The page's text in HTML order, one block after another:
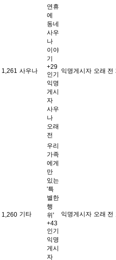
1,261 사우나
연휴
에
동네
사우
나
이야
기
+29
인기
익명
게시
자
사우
나
오래
전
익명게시자 오래 전
1,260 기타
우리
가족
에게
만
있는
'특
별한
행
위'
+43
인기
익명
게시
자
익명게시자 오래 전